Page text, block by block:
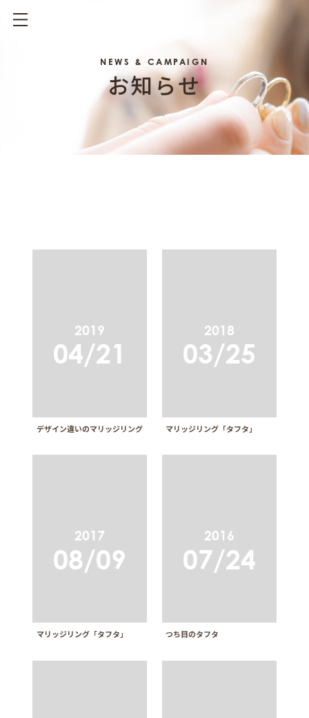
NEWS & CAMPAIGN
お知らせ
デザイン違いのマリッジリング
2019
04/21
マリッジリング「タフタ」
2018
03/25
マリッジリング「タフタ」
2017
08/09
つち目のタフタ
2016
07/24